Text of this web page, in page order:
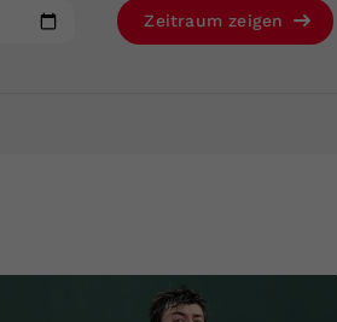
Zeitraum zeigen
Ihrer vorgenommen Einstellungen, falls